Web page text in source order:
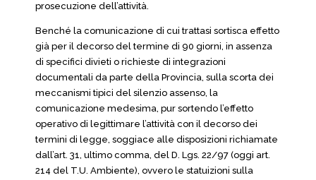
prosecuzione dell’attività.
Benché la comunicazione di cui trattasi sortisca effetto
già per il decorso del termine di 90 giorni, in assenza
di specifici divieti o richieste di integrazioni
documentali da parte della Provincia, sulla scorta dei
meccanismi tipici del silenzio assenso, la
comunicazione medesima, pur sortendo l’effetto
operativo di legittimare l’attività con il decorso dei
termini di legge, soggiace alle disposizioni richiamate
dall’art. 31, ultimo comma, del D. Lgs. 22/97 (oggi art.
214 del T.U. Ambiente), ovvero le statuizioni sulla